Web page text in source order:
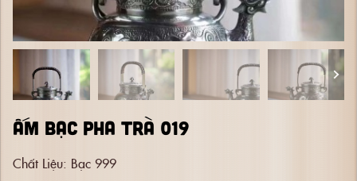
ẤM BẠC PHA TRÀ 019
Chất Liệu: Bạc 999